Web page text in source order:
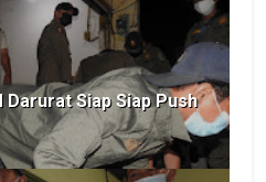
Siap Siap Push